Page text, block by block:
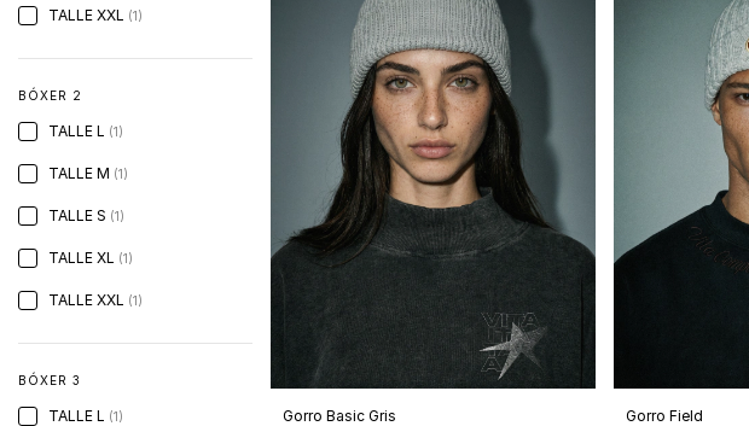
TALLE XXL (1)
BÓXER 2
TALLE L (1)
TALLE M (1)
TALLE S (1)
TALLE XL (1)
TALLE XXL (1)
BÓXER 3
TALLE L (1) Gorro Basic Gris Gorro Field